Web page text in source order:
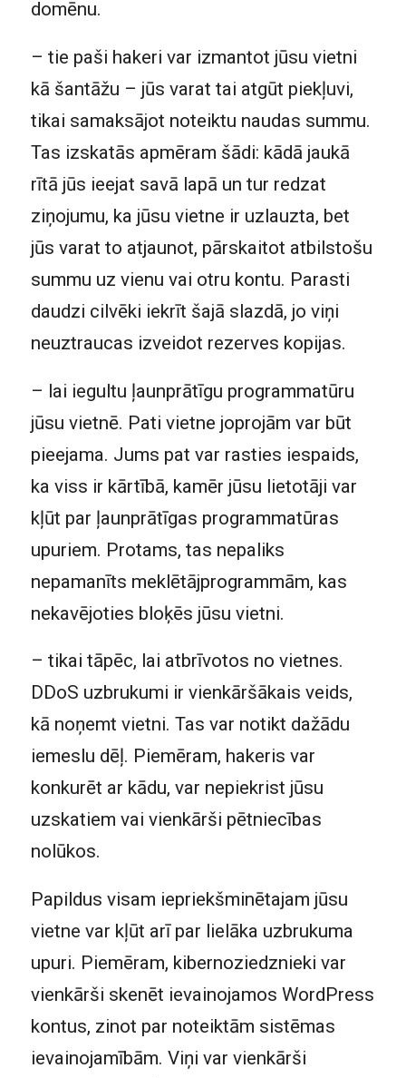
domēnu.
– tie paši hakeri var izmantot jūsu vietni
kā šantāžu – jūs varat tai atgūt piekļuvi,
tikai samaksājot noteiktu naudas summu.
Tas izskatās apmēram šādi: kādā jaukā
rītā jūs ieejat savā lapā un tur redzat
ziņojumu, ka jūsu vietne ir uzlauzta, bet
jūs varat to atjaunot, pārskaitot atbilstošu
summu uz vienu vai otru kontu. Parasti
daudzi cilvēki iekrīt šajā slazdā, jo viņi
neuztraucas izveidot rezerves kopijas.
– lai iegultu ļaunprātīgu programmatūru
jūsu vietnē. Pati vietne joprojām var būt
pieejama. Jums pat var rasties iespaids,
ka viss ir kārtībā, kamēr jūsu lietotāji var
kļūt par ļaunprātīgas programmatūras
upuriem. Protams, tas nepaliks
nepamanīts meklētājprogrammām, kas
nekavējoties bloķēs jūsu vietni.
– tikai tāpēc, lai atbrīvotos no vietnes.
DDoS uzbrukumi ir vienkāršākais veids,
kā noņemt vietni. Tas var notikt dažādu
iemeslu dēļ. Piemēram, hakeris var
konkurēt ar kādu, var nepiekrist jūsu
uzskatiem vai vienkārši pētniecības
nolūkos.
Papildus visam iepriekšminētajam jūsu
vietne var kļūt arī par lielāka uzbrukuma
upuri. Piemēram, kibernoziedznieki var
vienkārši skenēt ievainojamos WordPress
kontus, zinot par noteiktām sistēmas
ievainojamībām. Viņi var vienkārši